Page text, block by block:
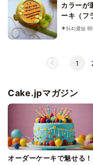
カラーが
ーキ（フ
キ》
5(4)最短 明
1
Cake.jpマガジン
オーダーケーキで魅せる！